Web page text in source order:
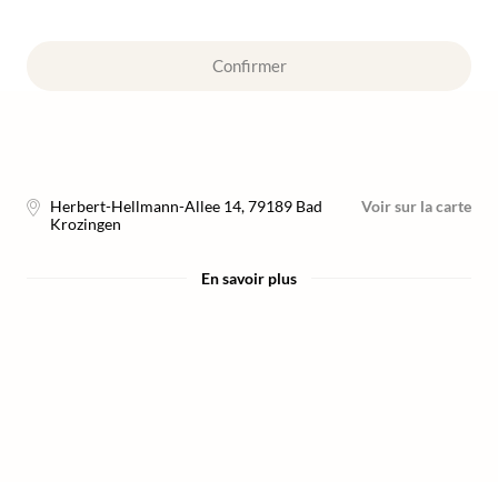
Confirmer
Herbert-Hellmann-Allee 14,79189 Bad
Krozingen
Voir sur la carte
En savoir plus